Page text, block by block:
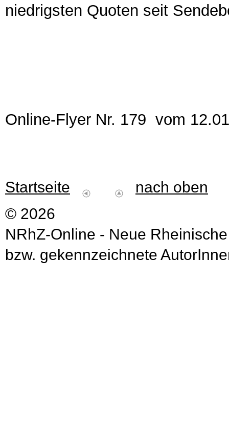
niedrigsten Quoten seit
Online-Flyer Nr. 179 vom
Startseite
nach oben
© 2026
NRhZ-Online - Neue
bzw. gekennzeichnete